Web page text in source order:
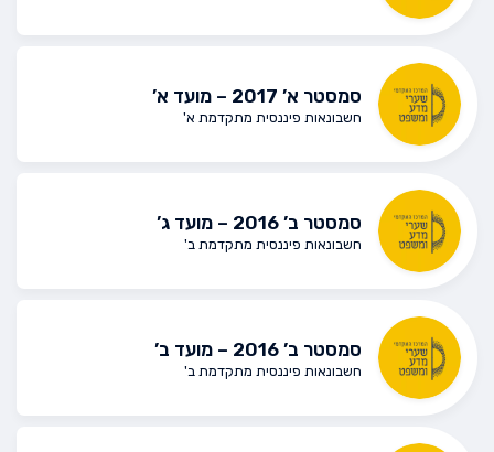
סמסטר א’ 2017 – מועד א’
חשבונאות פיננסית מתקדמת א'
סמסטר ב’ 2016 – מועד ג’
חשבונאות פיננסית מתקדמת ב'
סמסטר ב’ 2016 – מועד ב’
חשבונאות פיננסית מתקדמת ב'